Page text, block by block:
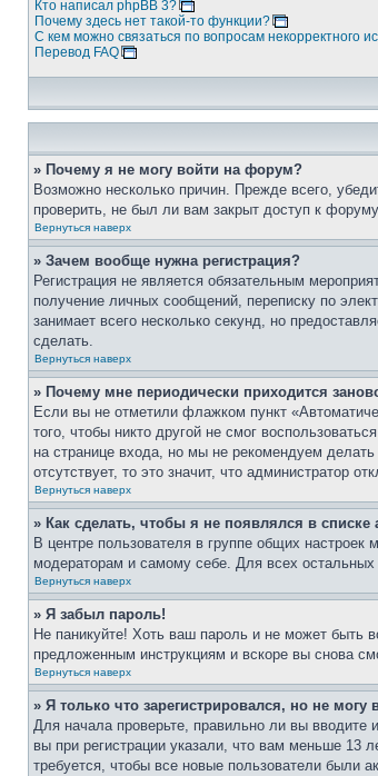
Кто написал phpBB 3?
Почему здесь нет такой-то функции?
С кем можно связаться по вопросам некорректного
Перевод FAQ
» Почему я не могу войти на форум?
Возможно несколько причин. Прежде всего,
проверить, не был ли вам закрыт доступ к
Вернуться наверх
» Зачем вообще нужна регистрация?
Регистрация не является обязательным
получение личных сообщений, переписку по
занимает всего несколько секунд, но
сделать.
Вернуться наверх
» Почему мне периодически приходится
Если вы не отметили флажком пункт
того, чтобы никто другой не смог
на странице входа, но мы не рекомендуем
отсутствует, то это значит, что администратор
Вернуться наверх
» Как сделать, чтобы я не появлялся в списке
В центре пользователя в группе общих
модераторам и самому себе. Для всех
Вернуться наверх
» Я забыл пароль!
Не паникуйте! Хоть ваш пароль и не может быть
предложенным инструкциям и вскоре вы снова
Вернуться наверх
» Я только что зарегистрировался, но не могу
Для начала проверьте, правильно ли вы
вы при регистрации указали, что вам меньше 13
требуется, чтобы все новые пользователи были